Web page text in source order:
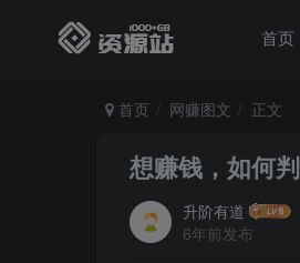
首页
首页 网赚图文 正文
想赚钱，如何
升阶有道
6年前发布